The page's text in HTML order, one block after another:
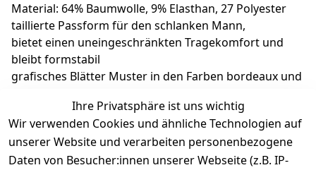
Material: 64% Baumwolle, 9% Elasthan, 27 Polyester
taillierte Passform für den schlanken Mann,
bietet einen uneingeschränkten Tragekomfort und
bleibt formstabil
grafisches Blätter Muster in den Farben bordeaux und
Modern Kent Kragen
ohne Brusttasche
Abnäher im Rücken
Ihre Privatsphäre ist uns wichtig
Wir verwenden Cookies und ähnliche Technologien auf
unserer Website und verarbeiten personenbezogene
Daten von Besucher:innen unserer Webseite (z.B. IP-